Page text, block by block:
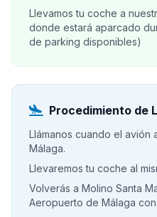
Llevamos tu coche a
donde estará aparcado
de parking disponibles)
Procedimiento de
Llámanos cuando el
Málaga.
Llevaremos tu coche al
Volverás a Molino Santa
Aeropuerto de Málaga